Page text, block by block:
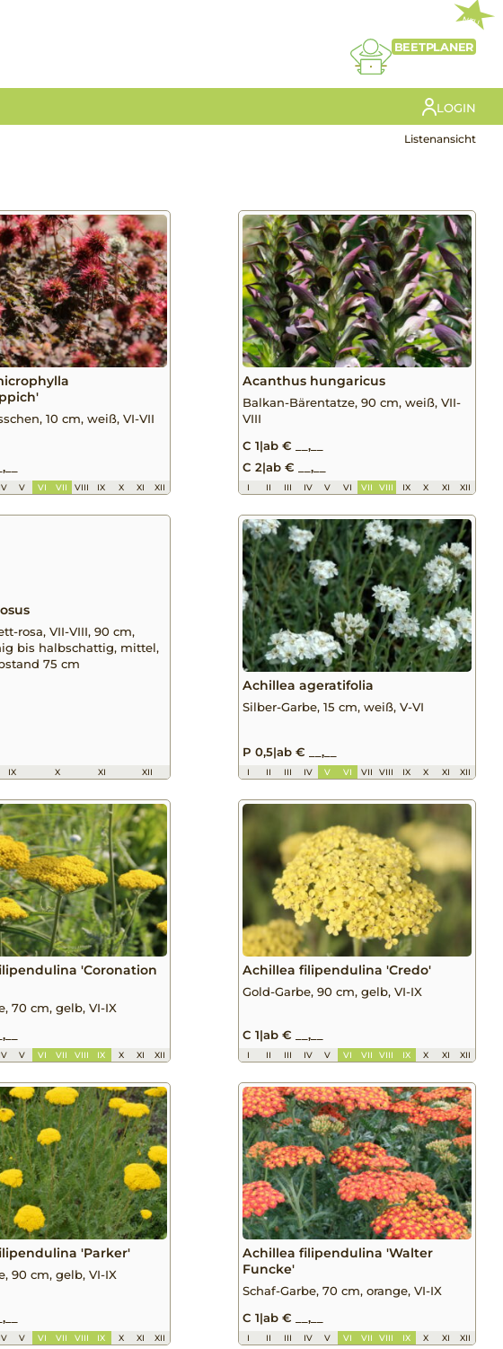
NEU
BEETPLANER
LOGIN
Listenansicht
10 cm, weiß, VI-VII
IV V VI VII VIII IX X XI XII
Acanthus hungaricus
Balkan-Bärentatze, 90 cm, weiß, VII-
VIII
C 1|ab € __,__
C 2|ab € __,__
I II III IV V VI VII VIII IX X XI XII
rosa, VII-VIII, 90 cm,
bis halbschattig, mittel,
75 cm
IX X XI XII
Achillea ageratifolia
Silber-Garbe, 15 cm, weiß, V-VI
P 0,5|ab € __,__
I II III IV V VI VII VIII IX X XI XII
'Coronation
70 cm, gelb, VI-IX
IV V VI VII VIII IX X XI XII
Achillea filipendulina 'Credo'
Gold-Garbe, 90 cm, gelb, VI-IX
C 1|ab € __,__
I II III IV V VI VII VIII IX X XI XII
'Parker'
90 cm, gelb, VI-IX
IV V VI VII VIII IX X XI XII
Achillea filipendulina 'Walter
Funcke'
Schaf-Garbe, 70 cm, orange, VI-IX
C 1|ab € __,__
I II III IV V VI VII VIII IX X XI XII